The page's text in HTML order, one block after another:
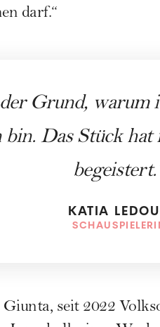
darf.“
Grund, warum
bin. Das Stück
begeistert.
KATIA
Giunta, seit 2022